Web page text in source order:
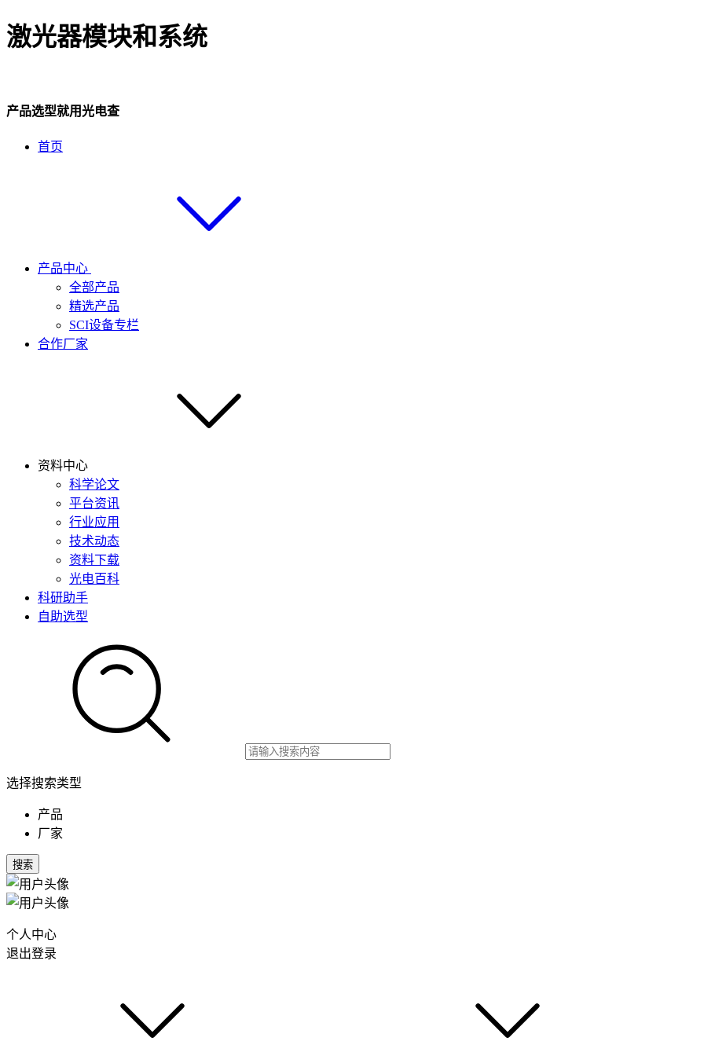
激光器模块和系统
产品选型就用光电查
首页
产品中心
全部产品
精选产品
SCI设备专栏
合作厂家
资料中心
科学论文
平台资讯
行业应用
技术动态
资料下载
光电百科
科研助手
自助选型
选择搜索类型
产品
厂家
搜索
个人中心
退出登录